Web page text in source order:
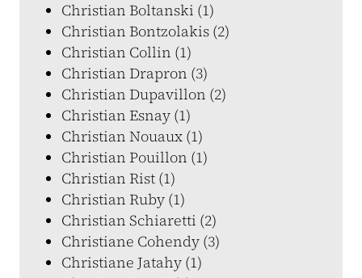
Christian Boltanski (1)
Christian Bontzolakis (2)
Christian Collin (1)
Christian Drapron (3)
Christian Dupavillon (2)
Christian Esnay (1)
Christian Nouaux (1)
Christian Pouillon (1)
Christian Rist (1)
Christian Ruby (1)
Christian Schiaretti (2)
Christiane Cohendy (3)
Christiane Jatahy (1)